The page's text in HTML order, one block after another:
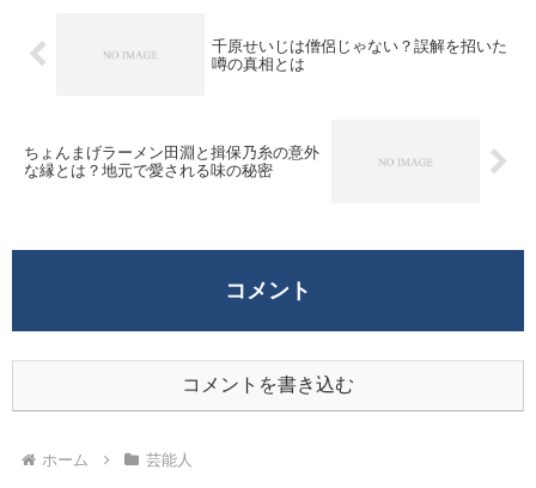
千原せいじは僧侶じゃない？誤解を招いた
噂の真相とは
ちょんまげラーメン田淵と揖保乃糸の意外
な縁とは？地元で愛される味の秘密
コメント
コメントを書き込む
ホーム 芸能人